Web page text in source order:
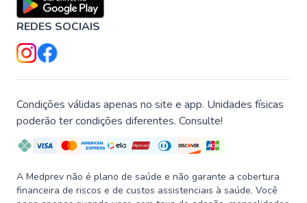
REDES SOCIAIS
Condições válidas apenas no site e app. Unidades físicas
poderão ter condições diferentes. Consulte!
A Medprev não é plano de saúde e não garante a cobertura
financeira de riscos e de custos assistenciais à saúde. Você